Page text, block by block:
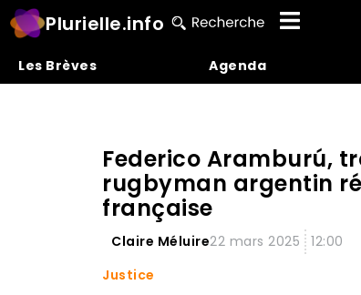
Plurielle.info
Les Brèves Agenda
Federico Aramburú,
rugbyman argentin
française
Claire Méluire22 mars 2025
12:00
Justice